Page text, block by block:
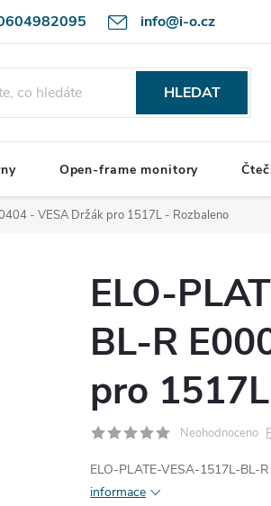
info@i-o.cz
HLEDAT
Open-frame monitory
- VESA Držák pro 1517L - Rozbaleno
ELO-
BL-R
pro
Neohodnoceno
ELO-PLATE-VESA-1517L-BL-
informace